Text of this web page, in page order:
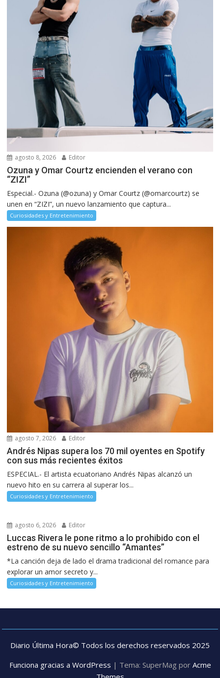
agosto 8, 2026 Editor
Ozuna y Omar Courtz encienden el verano con
“ZIZI”
Especial.- Ozuna (@ozuna) y Omar Courtz (@omarcourtz) se
unen en “ZIZI”, un nuevo lanzamiento que captura...
Curiosidades y Entretenimiento
agosto 7, 2026 Editor
Andrés Nipas supera los 70 mil oyentes en Spotify
con sus más recientes éxitos
ESPECIAL.- El artista ecuatoriano Andrés Nipas alcanzó un
nuevo hito en su carrera al superar los...
Curiosidades y Entretenimiento
agosto 6, 2026 Editor
Luccas Rivera le pone ritmo a lo prohibido con el
estreno de su nuevo sencillo “Amantes”
*La canción deja de lado el drama tradicional del romance para
explorar un amor secreto y...
Curiosidades y Entretenimiento
Diario Última Hora© Todos los derechos reservados 2025
Funciona gracias a WordPress | Tema: SuperMag por Acme